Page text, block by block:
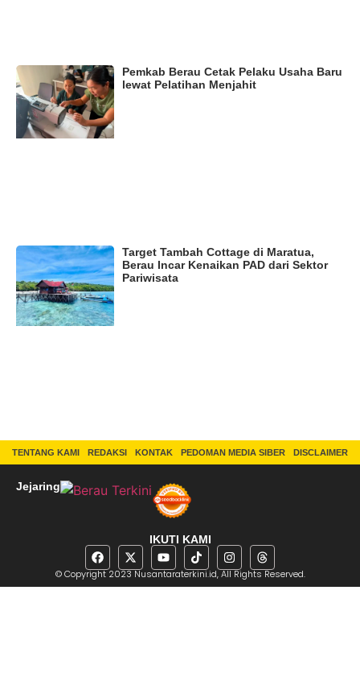
Pemkab Berau Cetak Pelaku Usaha Baru
lewat Pelatihan Menjahit
Target Tambah Cottage di Maratua,
Berau Incar Kenaikan PAD dari Sektor
Pariwisata
TENTANG KAMI REDAKSI KONTAK PEDOMAN MEDIA SIBER DISCLAIMER
Jejaring
IKUTI KAMI
© Copyright 2023 Nusantaraterkini.id, All Rights Reserved.